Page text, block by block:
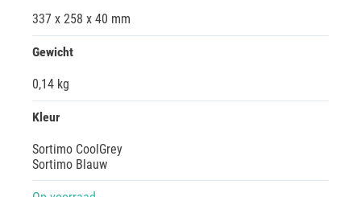
337 x 258 x 40 mm
Gewicht
0,14 kg
Kleur
Sortimo CoolGrey
Sortimo Blauw